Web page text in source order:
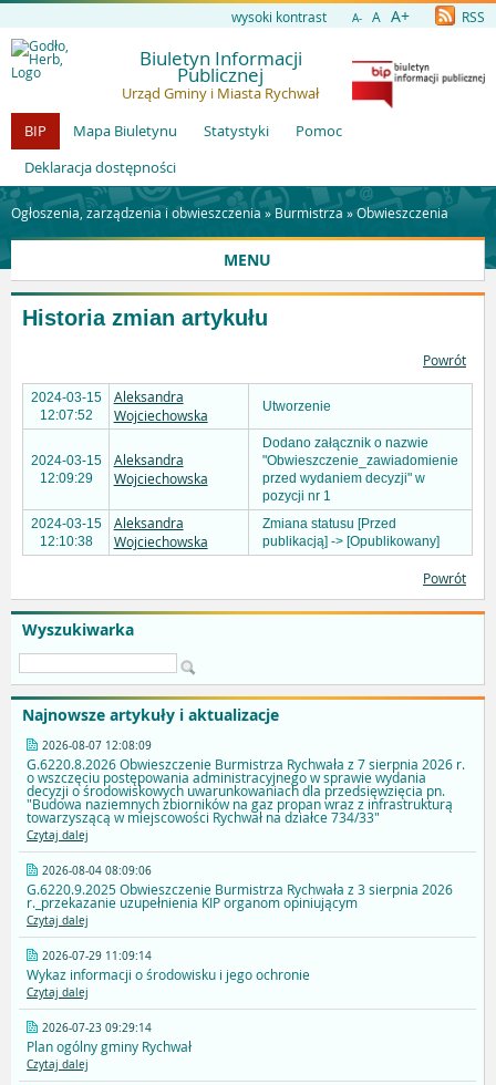
wysoki kontrast A- A A+ RSS
Biuletyn Informacji
Publicznej
Urząd Gminy i Miasta Rychwał
BIP
Mapa Biuletynu Statystyki
Pomoc
Deklaracja dostępności
Ogłoszenia, zarządzenia i obwieszczenia » Burmistrza »Obwieszczenia
MENU
Wyszukiwarka
Najnowsze artykuły i aktualizacje
2026-08-07 12:08:09
G.6220.8.2026 Obwieszczenie Burmistrza Rychwała z 7 sierpnia 2026 r.
o wszczęciu postępowania administracyjnego w sprawie wydania
decyzji o środowiskowych uwarunkowaniach dla przedsięwzięcia pn.
"Budowa naziemnych zbiorników na gaz propan wraz z infrastrukturą
towarzyszącą w miejscowości Rychwał na działce 734/33"
Czytaj dalej
2026-08-04 08:09:06
G.6220.9.2025 Obwieszczenie Burmistrza Rychwała z 3 sierpnia 2026
r._przekazanie uzupełnienia KIP organom opiniującym
Czytaj dalej
2026-07-29 11:09:14
Wykaz informacji o środowisku i jego ochronie
Czytaj dalej
2026-07-23 09:29:14
Plan ogólny gminy Rychwał
Czytaj dalej
Historia zmian artykułu
Powrót
2024-03-15
12:07:52
Aleksandra
Wojciechowska
Utworzenie
2024-03-15
12:09:29
Aleksandra
Wojciechowska
Dodano załącznik o nazwie
"Obwieszczenie_zawiadomienie
przed wydaniem decyzji" w
pozycji nr 1
2024-03-15
12:10:38
Aleksandra
Wojciechowska
Zmiana statusu [Przed
publikacją] -> [Opublikowany]
Powrót